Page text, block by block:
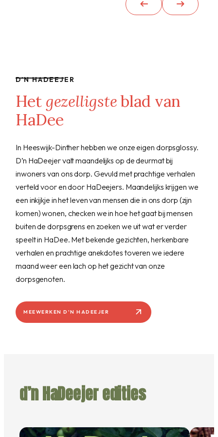
D’N HADEEJER
Het gezelligsteblad van
HaDee
In Heeswijk-Dinther hebben we onze eigen dorpsglossy.
D’n HaDeejer valt maandelijks op de deurmat bij
inwoners van ons dorp. Gevuld met prachtige verhalen
verteld voor en door HaDeejers. Maandelijks krijgen we
een inkijkje in het leven van mensen die in ons dorp (zijn
komen) wonen, checken we in hoe het gaat bij mensen
buiten de dorpsgrens en zoeken we uit wat er verder
speelt in HaDee. Met bekende gezichten, herkenbare
verhalen en prachtige anekdotes toveren we iedere
maand weer een lach op het gezicht van onze
dorpsgenoten.
d’n HaDeejer edities